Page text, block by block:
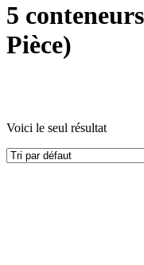
5
Pièce)
Voici le seul résultat